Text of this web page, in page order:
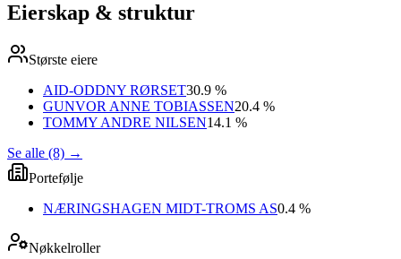
Eierskap & struktur
Største eiere
AID-ODDNY RØRSET30.9 %
GUNVOR ANNE TOBIASSEN20.4 %
TOMMY ANDRE NILSEN14.1 %
Se alle (8) →
Portefølje
NÆRINGSHAGEN MIDT-TROMS AS0.4 %
Nøkkelroller